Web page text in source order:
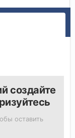
создайте
оставить